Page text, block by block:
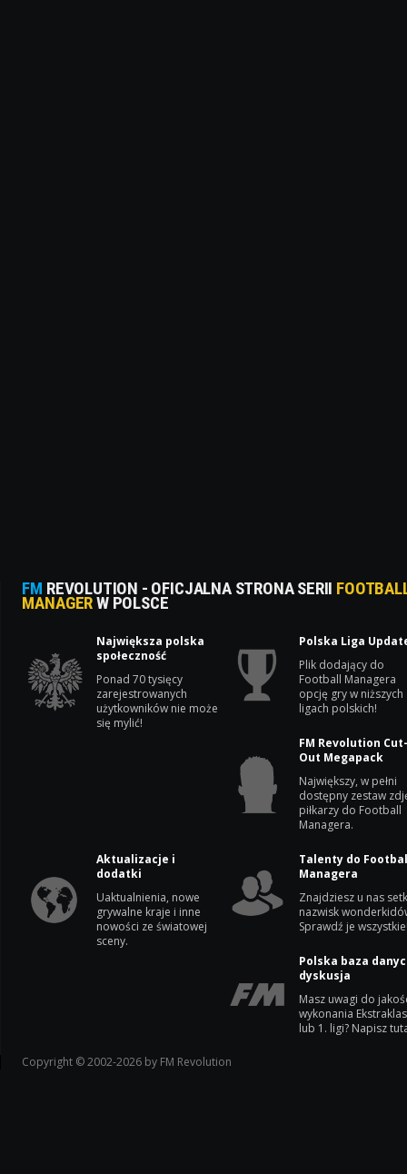
FM REVOLUTION - OFICJALNA STRONA SERII
MANAGERW POLSCE
Największa polska
społeczność
Ponad 70 tysięcy
zarejestrowanych
użytkowników nie może
się mylić!
Polska Liga
Plik dodający do
Football Managera
opcję gry w niższych
ligach polskich!
FM Revolution
Out Megapack
Największy, w pełni
dostępny zestaw
piłkarzy do Football
Managera.
Aktualizacje i
dodatki
Uaktualnienia, nowe
grywalne kraje i inne
nowości ze światowej
sceny.
Talenty do
Managera
Znajdziesz u nas
nazwisk
Sprawdź je
Polska baza
dyskusja
Masz uwagi do
wykonania
lub 1. ligi? Napisz
Copyright © 2002-2026 by FM Revolution